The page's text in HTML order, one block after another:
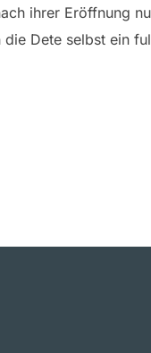
ihrer Eröffnung
Dete selbst ein
EIN ANFANG INNE: